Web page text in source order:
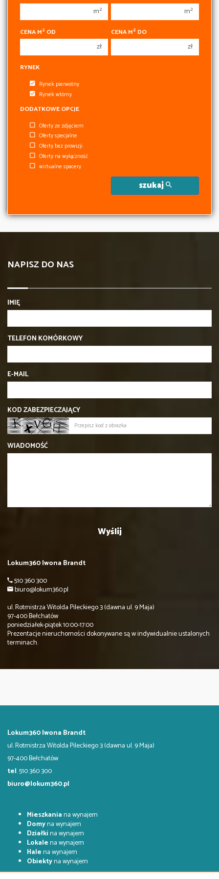
m2 m2
CENA M2 OD
zł
CENA M2 DO
zł
RYNEK
Rynek pierwotny
Rynek wtórny
DODATKOWE OPCJE
Oferty ze zdjęciem
Oferty specjalne
Oferty bez prowizji
Oferty na wyłączność
wirtualne spacery
szukaj
NAPISZ DO NAS
IMIĘ
TELEFON KOMÓRKOWY
E-MAIL
KOD ZABEZPIECZAJĄCY
WIADOMOŚĆ
Lokum360 Iwona Brandt
510 360 300
biuro@lokum360.pl
ul. Rotmistrza Witolda Pileckiego 3 (dawna ul. 9 Maja)
97-400 Bełchatów
poniedziałek-piątek 10:00-17:00
Prezentacje nieruchomości dokonywane są w indywidualnie ustalonych
terminach.
Lokum360 Iwona Brandt
ul. Rotmistrza Witolda Pileckiego 3 (dawna ul. 9 Maja)
97-400 Bełchatów
tel. 510 360 300
biuro@lokum360.pl
Mieszkaniana wynajem
Domyna wynajem
Działkina wynajem
Lokalena wynajem
Halena wynajem
Obiektyna wynajem